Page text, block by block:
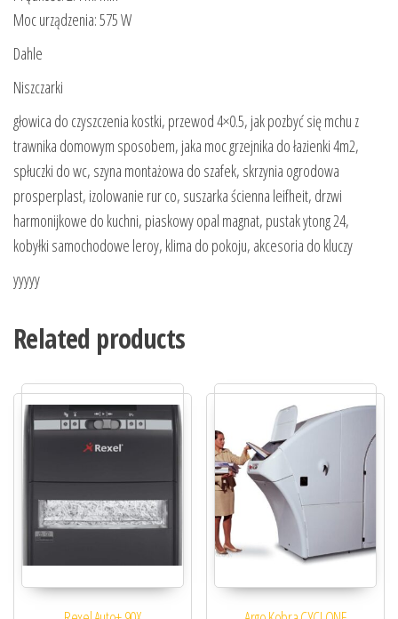
Moc urządzenia: 575 W
Dahle
Niszczarki
głowica do czyszczenia kostki, przewod 4×0.5, jak pozbyć się mchu z
trawnika domowym sposobem, jaka moc grzejnika do łazienki 4m2,
spłuczki do wc, szyna montażowa do szafek, skrzynia ogrodowa
prosperplast, izolowanie rur co, suszarka ścienna leifheit, drzwi
harmonijkowe do kuchni, piaskowy opal magnat, pustak ytong 24,
kobyłki samochodowe leroy, klima do pokoju, akcesoria do kluczy
yyyyy
Related products